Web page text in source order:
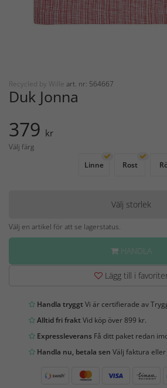
Recycled by Wille art. nr: 564667
Duk Jonna
379 kr
Välj färg
Linne
Rost
Välj storlek
Välj en artikel för att se lagerstatus.
HANDLA
Lägg till i
Handla tryggtVi är certifierade av
Alltid fri fraktVid köp över 899 kr.
Expressleverans Få ditt paket redan
Handla nu, betala sen Välj faktura